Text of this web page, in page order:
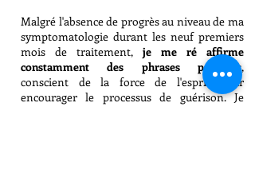
Malgré l'absence de progrès au niveau de ma
symptomatologie durant les neuf premiers
mois de traitement, je me ré affirme
constamment des phrases positives,
conscient de la force de l'esprit pour
encourager le processus de guérison. Je